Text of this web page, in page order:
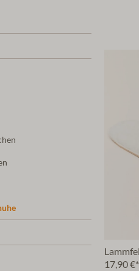
17,90 €*